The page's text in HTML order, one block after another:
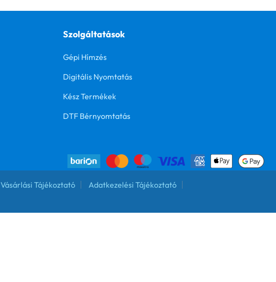
Szolgáltatások
Gépi Hímzés
Digitális Nyomtatás
Kész Termékek
DTF Bérnyomtatás
Vásárlási Tájékoztató
Adatkezelési Tájékoztató